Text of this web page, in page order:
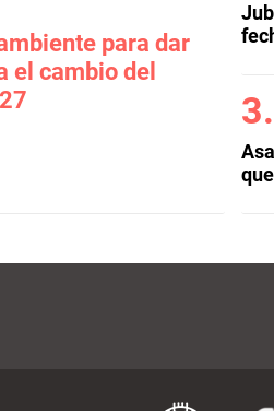
para dar
el cambio del